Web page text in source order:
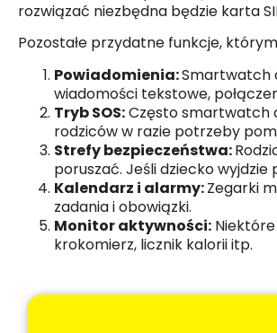
rozwiązać niezbędna będzie karta
Pozostałe przydatne funkcje,
Powiadomienia:Smartwatch
wiadomości tekstowe,
Tryb SOS:Często smartwatch
rodziców w razie potrzeby
Strefy bezpieczeństwa:
poruszać. Jeśli dziecko
Kalendarz i alarmy:Zegarki
zadania i obowiązki.
Monitor aktywności:
krokomierz, licznik kalorii itp.